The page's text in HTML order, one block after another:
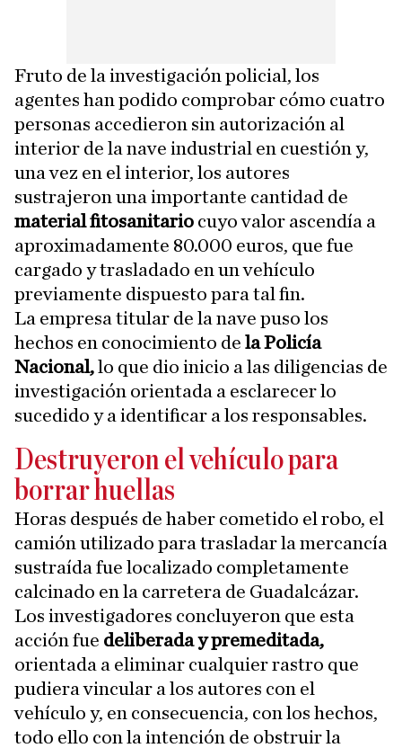
Fruto de la investigación policial, los
agentes han podido comprobar cómo cuatro
personas accedieron sin autorización al
interior de la nave industrial en cuestión y,
una vez en el interior, los autores
sustrajeron una importante cantidad de
material fitosanitario cuyo valor ascendía a
aproximadamente 80.000 euros, que fue
cargado y trasladado en un vehículo
previamente dispuesto para tal fin.
La empresa titular de la nave puso los
hechos en conocimiento de la Policía
Nacional,lo que dio inicio a las diligencias de
investigación orientada a esclarecer lo
sucedido y a identificar a los responsables.
Destruyeron el vehículo para
borrar huellas
Horas después de haber cometido el robo, el
camión utilizado para trasladar la mercancía
sustraída fue localizado completamente
calcinado en la carretera de Guadalcázar.
Los investigadores concluyeron que esta
acción fue deliberada y premeditada,
orientada a eliminar cualquier rastro que
pudiera vincular a los autores con el
vehículo y, en consecuencia, con los hechos,
todo ello con la intención de obstruir la